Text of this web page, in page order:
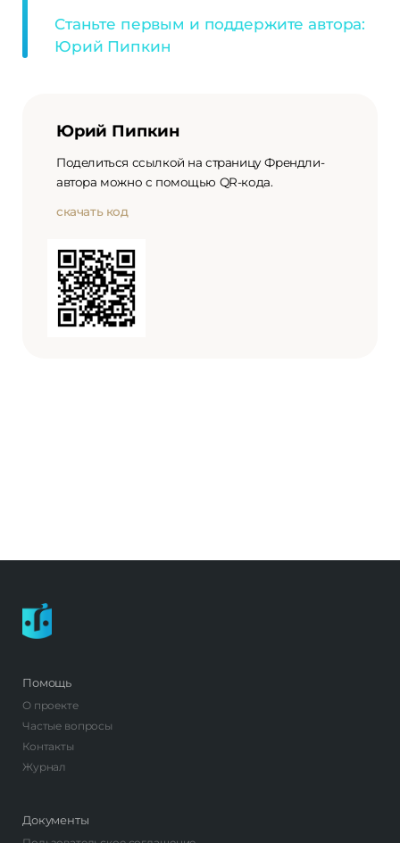
Станьте первым и поддержите автора:
Юрий Пипкин
Юрий Пипкин
Поделиться ссылкой на страницу Френдли-
автора можно с помощью QR-кода.
скачать код
Помощь
О проекте
Частые вопросы
Контакты
Журнал
Документы